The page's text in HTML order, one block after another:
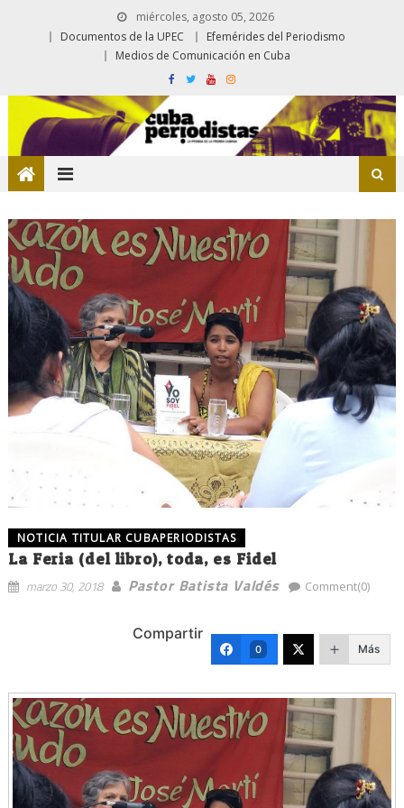
miércoles, agosto 05, 2026
Documentos de la UPEC
Efemérides del Periodismo
Medios de Comunicación en Cuba
NOTICIA TITULAR CUBAPERIODISTAS
La Feria (del libro), toda, es Fidel
marzo 30, 2018 Pastor Batista Valdés Comment(0)
Compartir
0 Más